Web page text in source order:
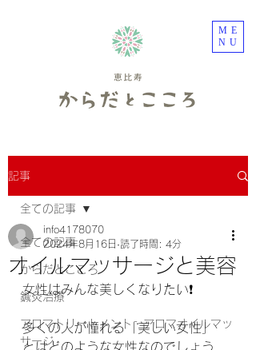
ME
NU
記事
全ての記事
からだとこころ
鍼灸治療
アロマトリートメント・アロマオイルマッ
サージ
全ての記事
オイルマッサージと美容
info4178070
2024年8月16日 読了時間: 4分
女性はみんな美しくなりたい❗️
多くの人が憧れる「美しい女性」
とはどのような女性なのでしょう